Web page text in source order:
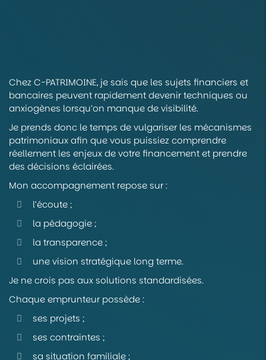
Chez C-PATRIMOINE, je sais que les sujets financiers et
bancaires peuvent rapidement devenir techniques ou
anxiogènes lorsqu’on manque de visibilité.
Je prends donc le temps de vulgariser les mécanismes
patrimoniaux afin que vous puissiez comprendre
réellement les enjeux de votre financement et prendre
des décisions éclairées.
Mon accompagnement repose sur :
l’écoute ;
la pédagogie ;
la transparence ;
une vision stratégique long terme.
Je ne crois pas aux solutions standardisées.
Chaque emprunteur possède :
ses projets ;
ses contraintes ;
sa situation familiale ;